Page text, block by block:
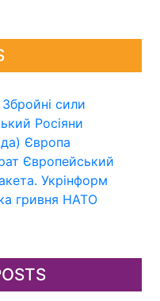
Збройні сили
Росіяни
Європа
Європейський
Укрінформ
гривня НАТО